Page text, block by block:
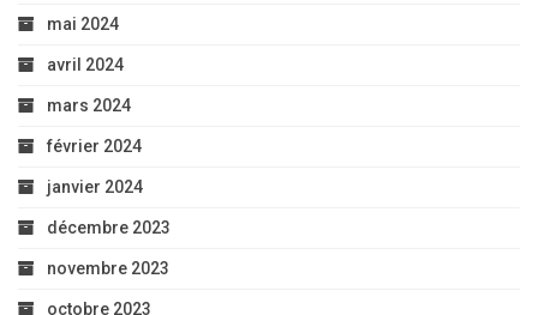
mai 2024
avril 2024
mars 2024
février 2024
janvier 2024
décembre 2023
novembre 2023
octobre 2023